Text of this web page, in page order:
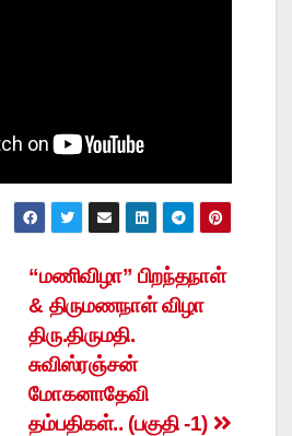
“மணிவிழா” பிறந்தநாள்
& திருமணநாள் விழா
திரு.திருமதி.
சுவிஸ்ரஞ்சன்
மோகனாதேவி
தம்பதிகள்.. (பகுதி -1)